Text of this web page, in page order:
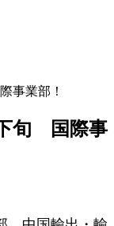
事業部！
旬 国際事